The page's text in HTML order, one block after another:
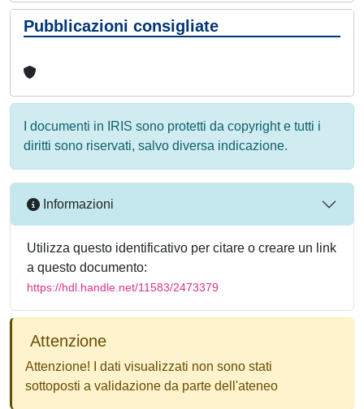
Pubblicazioni consigliate
I documenti in IRIS sono protetti da copyright e tutti i
diritti sono riservati, salvo diversa indicazione.
Informazioni
Utilizza questo identificativo per citare o creare un link
a questo documento:
https://hdl.handle.net/11583/2473379
Attenzione
Attenzione! I dati visualizzati non sono stati
sottoposti a validazione da parte dell'ateneo